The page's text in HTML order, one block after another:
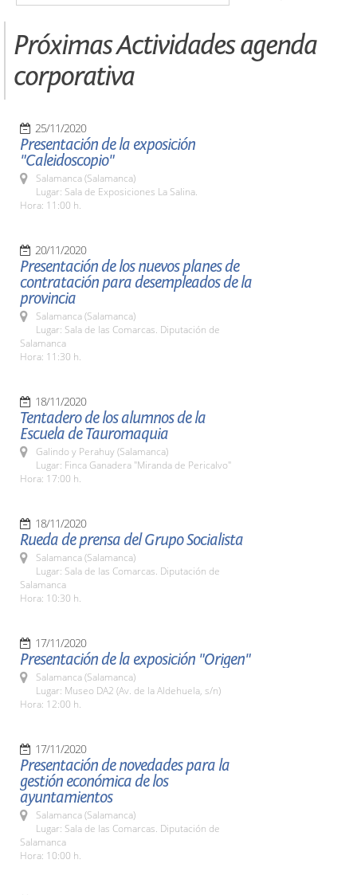
Próximas Actividades agenda
corporativa
25/11/2020
Presentación de la exposición
"Caleidoscopio"
Salamanca (Salamanca)
Lugar: Sala de Exposiciones La Salina.
Hora: 11:00 h.
20/11/2020
Presentación de los nuevos planes de
contratación para desempleados de la
provincia
Salamanca (Salamanca)
Lugar: Sala de las Comarcas. Diputación de
Salamanca
Hora: 11:30 h.
18/11/2020
Tentadero de los alumnos de la
Escuela de Tauromaquia
Galindo y Perahuy (Salamanca)
Lugar: Finca Ganadera "Miranda de Pericalvo"
Hora: 17:00 h.
18/11/2020
Rueda de prensa del Grupo Socialista
Salamanca (Salamanca)
Lugar: Sala de las Comarcas. Diputación de
Salamanca
Hora: 10:30 h.
17/11/2020
Presentación de la exposición "Origen"
Salamanca (Salamanca)
Lugar: Museo DA2 (Av. de la Aldehuela, s/n)
Hora: 12:00 h.
17/11/2020
Presentación de novedades para la
gestión económica de los
ayuntamientos
Salamanca (Salamanca)
Lugar: Sala de las Comarcas. Diputación de
Salamanca
Hora: 10:00 h.